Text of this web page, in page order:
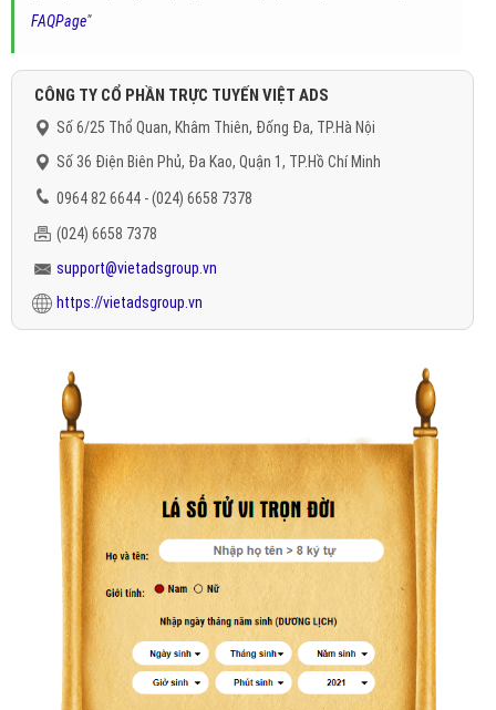
FAQPage"
CÔNG TY CỔ PHẦN TRỰC TUYẾN VIỆT ADS
Số 6/25 Thổ Quan, Khâm Thiên, Đống Đa, TP.Hà Nội
Số 36 Điện Biên Phủ, Đa Kao, Quận 1, TP.Hồ Chí Minh
0964 82 6644 - (024) 6658 7378
(024) 6658 7378
support@vietadsgroup.vn
https://vietadsgroup.vn